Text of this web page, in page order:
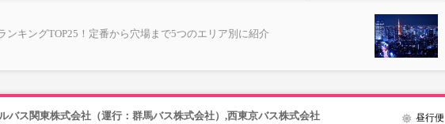
ンキングTOP25！定番から穴場まで5つのエリア別に紹介
バス関東株式会社（運行：群馬バス株式会社）,西東京バス株式会社 昼行便